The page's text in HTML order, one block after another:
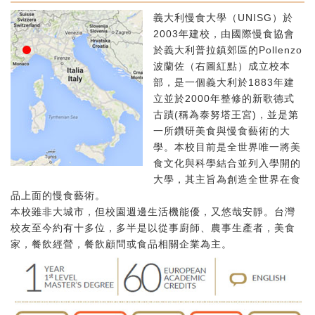
義大利慢食大學（UNISG）於
2003年建校，由國際慢食協會
於義大利普拉鎮郊區的Pollenzo
波蘭佐（右圖紅點）成立校本
部，是一個義大利於1883年建
立並於2000年整修的新歌德式
古蹟(稱為泰努塔王宮)，並是第
一所鑽研美食與慢食藝術的大
學。本校目前是全世界唯一將美
食文化與科學結合並列入學開的
大學，其主旨為創造全世界在食
品上面的慢食藝術。
本校雖非大城市，但校園週邊生活機能優，又悠哉安靜。台灣
校友至今約有十多位，多半是以從事廚師、農事生產者，美食
家，餐飲經營，餐飲顧問或食品相關企業為主。